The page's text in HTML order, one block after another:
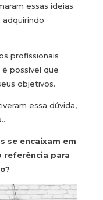
essas ideias
profissionais
possível que
objetivos.
essa dúvida,
se encaixam em
referência para